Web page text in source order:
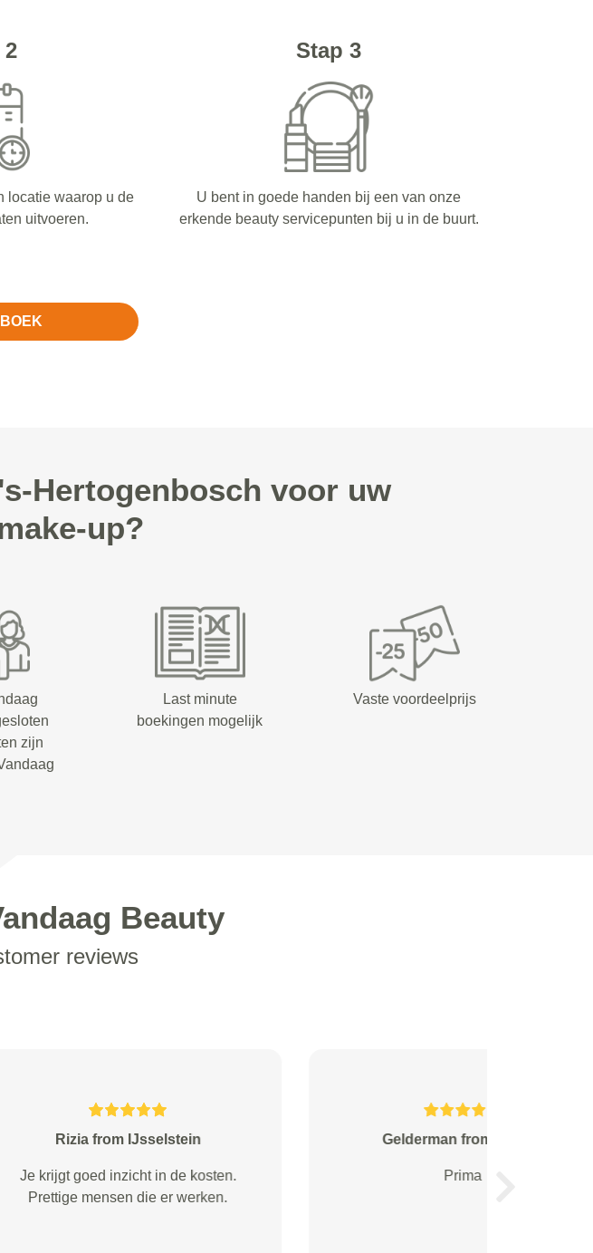
2
locatie waarop u de
uitvoeren.
Stap 3
U bent in goede handen bij een van onze
erkende beauty servicepunten bij u in de buurt.
Hertogenbosch voor uw
up?
zijn
Last minute
boekingen mogelijk
Vaste voordeelprijs
Beauty
reviews
Almelo
Henny Oerlemans from Oud-
Doen wat ze zeggen en geven